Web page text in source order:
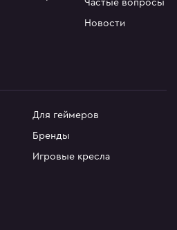
Новости
Для геймеров
Бренды
Игровые кресла